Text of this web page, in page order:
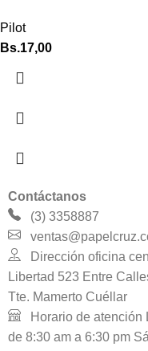
Pilot
Bs.17,00
Contáctanos
(3) 3358887
Dirección oficina
Libertad 523 Entre
Tte. Mamerto Cuéllar
Horario de atención
de 8:30 am a 6:30 pm